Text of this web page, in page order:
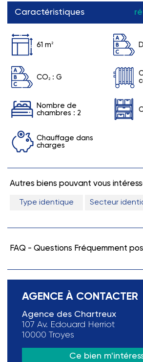
Caractéristiques
61 m 2
CO 2 : G
Nombre de
chambres : 2
Chauffage dans
charges
Autres biens pouvant vous
Type identique Secteur
FAQ - Questions Fréquemment
AGENCE À CONTACTER
Agence des Chartreux
107 Av. Edouard Herriot
10000 Troyes
Ce bien